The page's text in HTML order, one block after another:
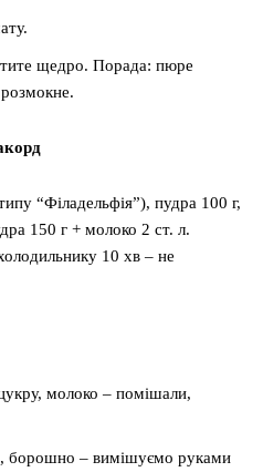
щедро. Порада: пюре
“Філадельфія”), пудра 100 г,
150 г + молоко 2 ст. л.
10 хв – не
молоко – помішали,
борошно – вимішуємо руками